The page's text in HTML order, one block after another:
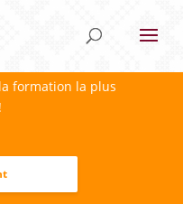
formation la plus